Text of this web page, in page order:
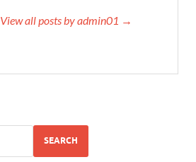
View all posts by admin01 →
SEARCH